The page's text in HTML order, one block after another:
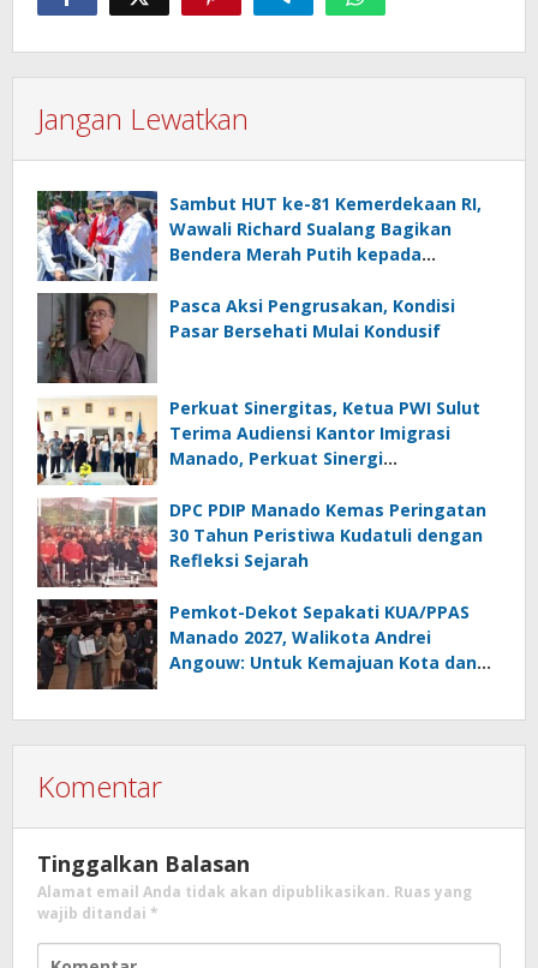
Jangan Lewatkan
Sambut HUT ke-81 Kemerdekaan RI,
Wawali Richard Sualang Bagikan
Bendera Merah Putih kepada
Pasca Aksi Pengrusakan, Kondisi
Pasar Bersehati Mulai Kondusif
Perkuat Sinergitas, Ketua PWI Sulut
Terima Audiensi Kantor Imigrasi
Manado, Perkuat Sinergi
Keimigrasian
DPC PDIP Manado Kemas Peringatan
30 Tahun Peristiwa Kudatuli dengan
Refleksi Sejarah
Pemkot-Dekot Sepakati KUA/PPAS
Manado 2027, Walikota Andrei
Angouw: Untuk Kemajuan Kota dan
Komentar
Tinggalkan Balasan
Alamat email Anda tidak akan dipublikasikan. Ruas yang
wajib ditandai *